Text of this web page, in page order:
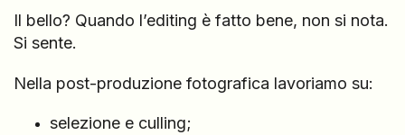
Il bello? Quando l’editing è fatto bene, non si nota.
Si sente.
Nella post-produzione fotografica lavoriamo su:
selezione e culling;